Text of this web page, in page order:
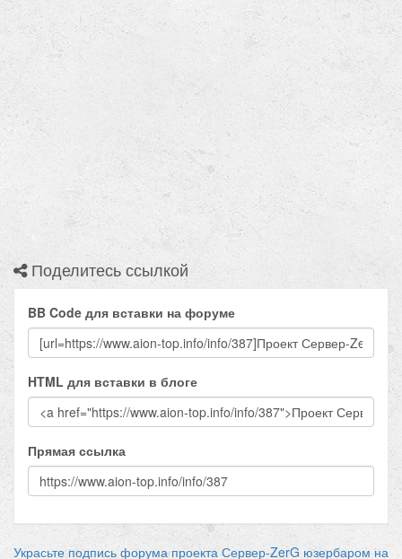
Поделитесь ссылкой
BB Code для вставки на форуме
HTML для вставки в блоге
Прямая ссылка
Украсьте подпись форума проекта Сервер-ZerG юзербаром на